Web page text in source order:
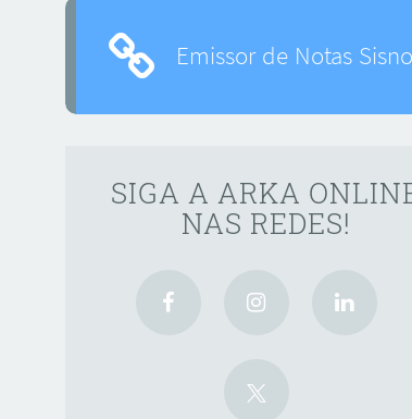
Emissor de Notas Sisno
SIGA A ARKA
NAS REDES!